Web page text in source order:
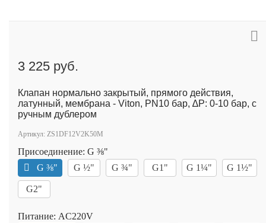
3 225 руб.
Клапан нормально закрытый, прямого действия,
латунный, мембрана - Viton, PN10 бар, ∆P: 0-10 бар, с
ручным дублером
Артикул: ZS1DF12V2K50M
Присоединение: G ⅜"
G ⅜"
G ½" G ¾" G1" G 1¼" G 1½"
G2"
Питание: AC220V